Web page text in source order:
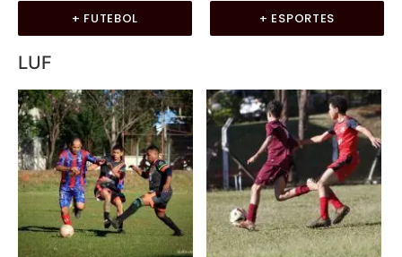
+ FUTEBOL + ESPORTES
LUF